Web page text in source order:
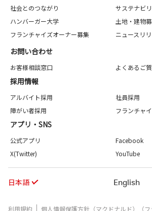
社会とのつながり
サステナビ
ハンバーガー大学
土地・建物
フランチャイズオーナー募集
ニュースリ
お問い合わせ
お客様相談窓口 よくあるご
採用情報
アルバイト採用
社員採用
障がい者採用
フランチャ
アプリ・SNS
公式アプリ
Facebook
X(Twitter)
YouTube
日本語 English
利用規約 個人情報保護方針（マクドナルド）（フ